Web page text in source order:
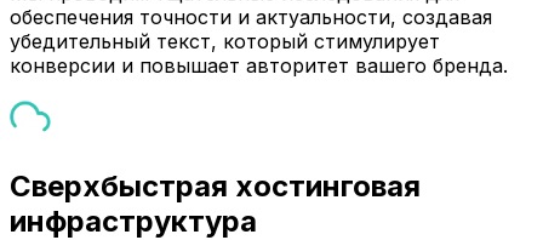
обеспечения точности и актуальности, создавая
убедительный текст, который стимулирует
конверсии и повышает авторитет вашего бренда.
Сверхбыстрая хостинговая
инфраструктура